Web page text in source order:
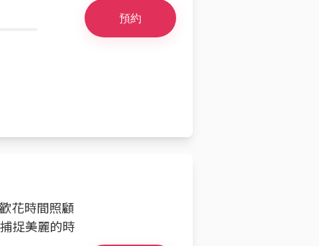
預約
花時間照顧
捉美麗的時